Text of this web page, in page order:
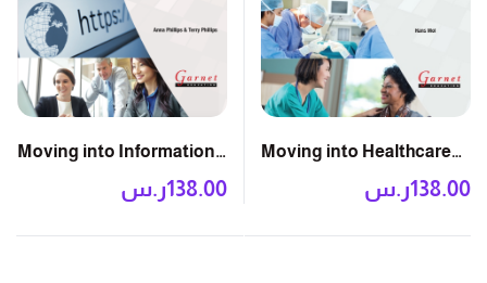
Moving into Healthcare
and Nursing: Course
Book with DVD
ر.س138.00
Moving into Information
Technology: Course
Book with DVD
ر.س138.00